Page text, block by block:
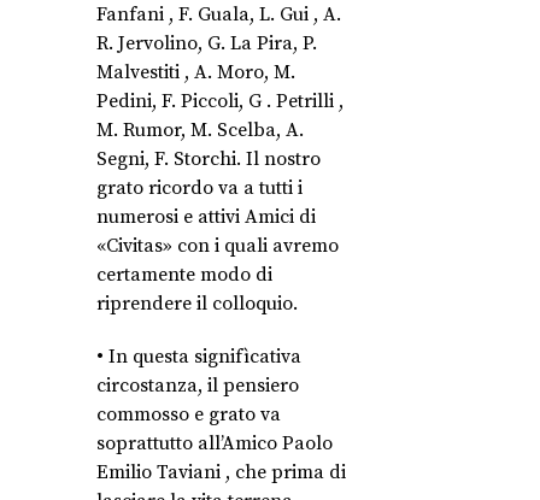
Fanfani , F. Guala, L. Gui , A.
R. Jervolino, G. La Pira, P.
Malvestiti , A. Moro, M.
Pedini, F. Piccoli, G . Petrilli ,
M. Rumor, M. Scelba, A.
Segni, F. Storchi. Il nostro
grato ricordo va a tutti i
numerosi e attivi Amici di
«Civitas» con i quali avremo
certamente modo di
riprendere il colloquio.
• In questa signifìcativa
circostanza, il pensiero
commosso e grato va
soprattutto all’Amico Paolo
Emilio Taviani , che prima di